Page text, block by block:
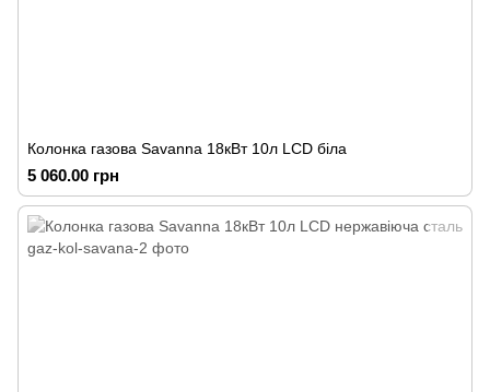
Колонка газова Savanna 18кВт 10л LCD біла
5 060.00 грн